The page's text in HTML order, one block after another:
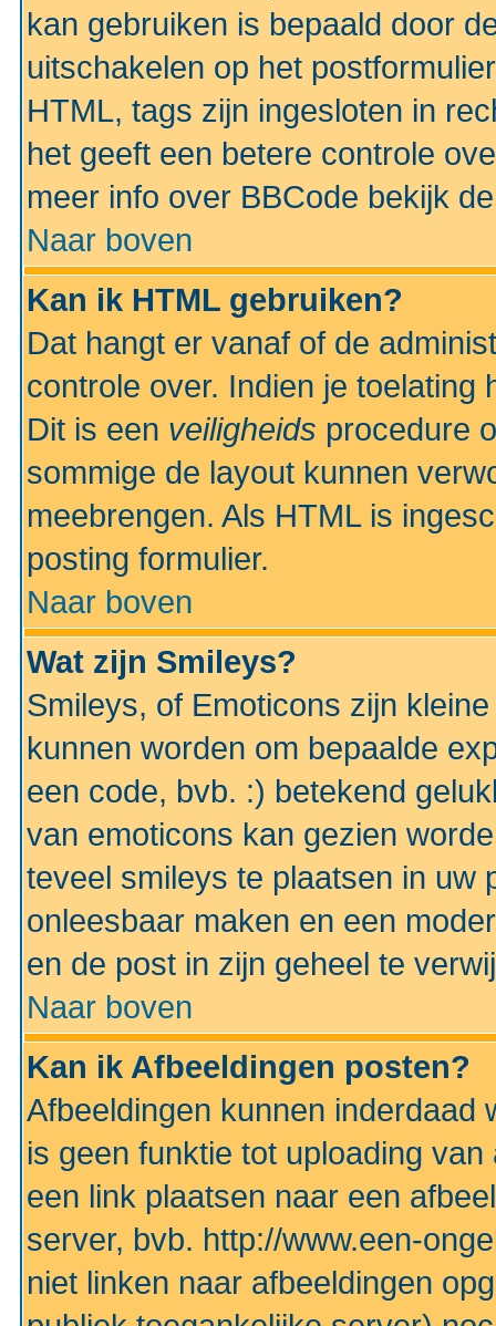
kan gebruiken is bepaald door
uitschakelen op het
HTML, tags zijn ingesloten in
het geeft een betere controle
meer info over BBCode bekijk
Naar boven
Kan ik HTML gebruiken?
Dat hangt er vanaf of de
controle over. Indien je
Dit is een veiligheids procedure
sommige de layout kunnen
meebrengen. Als HTML is
posting formulier.
Naar boven
Wat zijn Smileys?
Smileys, of Emoticons zijn
kunnen worden om bepaalde
een code, bvb. :) betekend
van emoticons kan gezien
teveel smileys te plaatsen in uw
onleesbaar maken en een
en de post in zijn geheel te
Naar boven
Kan ik Afbeeldingen posten?
Afbeeldingen kunnen inderdaad
is geen funktie tot uploading
een link plaatsen naar een
server, bvb. http://www.een-
niet linken naar afbeeldingen